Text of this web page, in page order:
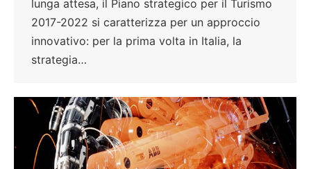
lunga attesa, il Piano strategico per il Turismo
2017-2022 si caratterizza per un approccio
innovativo: per la prima volta in Italia, la
strategia…